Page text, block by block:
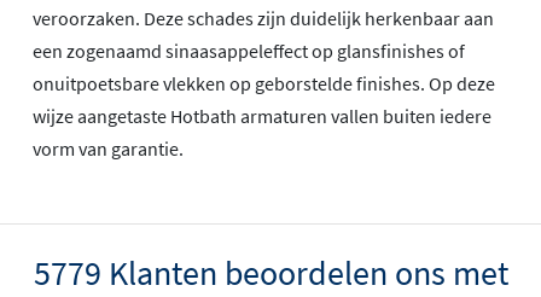
veroorzaken. Deze schades zijn duidelijk herkenbaar aan
een zogenaamd sinaasappeleffect op glansfinishes of
onuitpoetsbare vlekken op geborstelde finishes. Op deze
wijze aangetaste Hotbath armaturen vallen buiten iedere
vorm van garantie.
5779 Klanten beoordelen ons met